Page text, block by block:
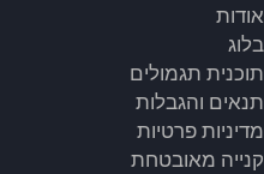
אודות
בלוג
תוכנית תגמולים
תנאים והגבלות
מדיניות פרטיות
קנייה מאובטחת